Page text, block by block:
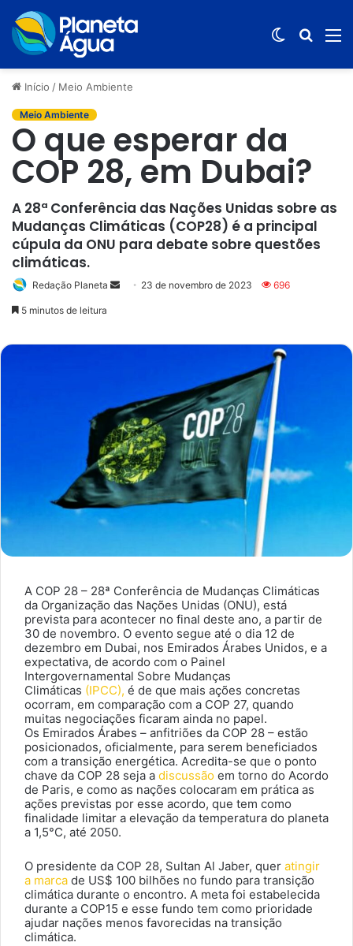
Switch
Início / Meio Ambiente
Meio Ambiente
O que esperar da
COP 28, em Dubai?
A 28ª Conferência das Nações Unidas sobre as
Mudanças Climáticas (COP28) é a principal
cúpula da ONU para debate sobre questões
climáticas.
Redação Planeta
Mande
mail
23 de novembro de 2023 696
5 minutos de leitura
A COP 28 – 28ª Conferência de Mudanças Climáticas
da Organização das Nações Unidas (ONU), está
prevista para acontecer no final deste ano, a partir de
30 de novembro. O evento segue até o dia 12 de
dezembro em Dubai, nos Emirados Árabes Unidos, e a
expectativa, de acordo com o Painel
Intergovernamental Sobre Mudanças
Climáticas (IPCC), é de que mais ações concretas
ocorram, em comparação com a COP 27, quando
muitas negociações ficaram ainda no papel.
Os Emirados Árabes – anfitriões da COP 28 – estão
posicionados, oficialmente, para serem beneficiados
com a transição energética. Acredita-se que o ponto
chave da COP 28 seja a discussão em torno do Acordo
de Paris, e como as nações colocaram em prática as
ações previstas por esse acordo, que tem como
finalidade limitar a elevação da temperatura do planeta
a 1,5°C, até 2050.
O presidente da COP 28, Sultan Al Jaber, quer atingir
a marca de US$ 100 bilhões no fundo para transição
climática durante o encontro. A meta foi estabelecida
durante a COP15 e esse fundo tem como prioridade
ajudar nações menos favorecidas na transição
climática.